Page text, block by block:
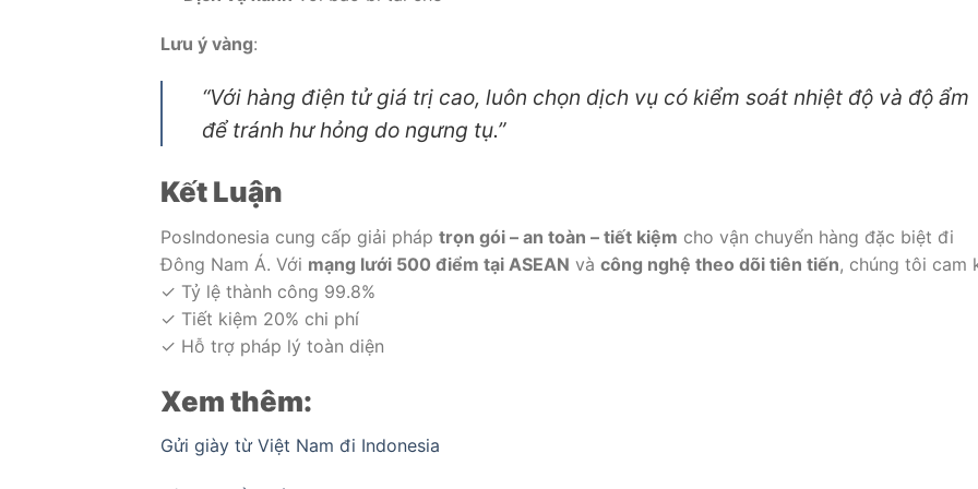
Lưu ý vàng:
“Với hàng điện tử giá trị cao, luôn chọn dịch vụ có kiểm soát nhiệt độ và độ ẩm
để tránh hư hỏng do ngưng tụ.”
Kết Luận
PosIndonesia cung cấp giải pháp trọn gói – an toàn – tiết kiệm cho vận chuyển hàng đặc biệt đi
Đông Nam Á. Với mạng lưới 500 điểm tại ASEAN và công nghệ theo dõi tiên tiến, chúng tôi cam
✓ Tỷ lệ thành công 99.8%
✓ Tiết kiệm 20% chi phí
✓ Hỗ trợ pháp lý toàn diện
Xem thêm:
Gửi giày từ Việt Nam đi Indonesia